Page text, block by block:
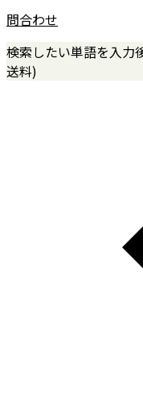
問合わせ
検索したい単語を入力
送料)